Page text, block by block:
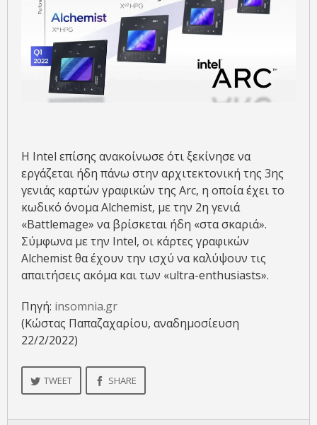
Η Intel επίσης ανακοίνωσε ότι ξεκίνησε να
εργάζεται ήδη πάνω στην αρχιτεκτονική της 3ης
γενιάς καρτών γραφικών της Arc, η οποία έχει το
κωδικό όνομα Alchemist, με την 2η γενιά
«Battlemage» να βρίσκεται ήδη «στα σκαριά».
Σύμφωνα με την Intel, οι κάρτες γραφικών
Alchemist θα έχουν την ισχύ να καλύψουν τις
απαιτήσεις ακόμα και των «ultra-enthusiasts».
Πηγή: insomnia.gr
(Κώστας Παπαζαχαρίου, αναδημοσίευση
22/2/2022)
TWEET SHARE